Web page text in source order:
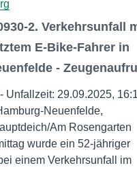
2. Verkehrsunfall
E-Bike-Fahrer in
-
- Unfallzeit: 29.09.2025,
Neuenfelde,
Am Rosengarten
wurde ein 52-jähriger
einem Verkehrsunfall im